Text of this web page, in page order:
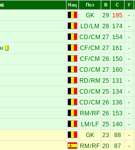
Нац Поз В С У
GK 29 195 -
LD/ LM 28 174 -
CD/CM 27 154 -
CF/CM 27 161 -
CF/CM 26 150 -
CD/CM 27 160 -
RD/ RM 25 131 -
CD/CM 25 134 -
CD/CM 26 136 -
RM / RF 26 153 -
LM / LF 25 140 -
GK 23 88 -
RM / RF 20 87 -